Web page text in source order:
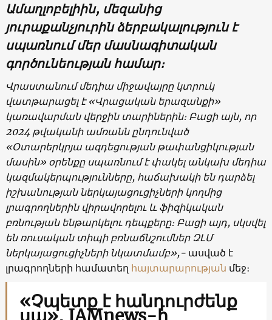
Ամաղլոբելիին, մեզանից
յուրաքանչյուրին ձերբակալություն է
սպառնում մեր մասնագիտական
գործունեության համար։
Վրաստանում մեդիա միջավայրը կտրուկ
վատթարացել է «Վրացական երազանքի»
կառավարման վերջին տարիներին։ Բացի այն, որ
2024 թվականի ամռանն ընդունված
«Օտարերկրյա ազդեցության թափանցիկության
մասին» օրենքը սպառնում է փակել անկախ մեդիա
կազմակերպությունները, հաճախակի են դարձել
իշխանության ներկայացուցիչների կողմից
լրագրողներին վիրավորելու և ֆիզիկական
բռնության ենթարկելու դեպքերը։ Բացի այդ, սկսվել
են ռուսական տիպի բռնաճնշումներ ԶԼՄ
ներկայացուցիչների նկատմամբ»,- ասված է
լրագրողների համատեղ հայտարարության մեջ։
«Չպետք է հանդուրժենք
սա»․ JAMnews-ի